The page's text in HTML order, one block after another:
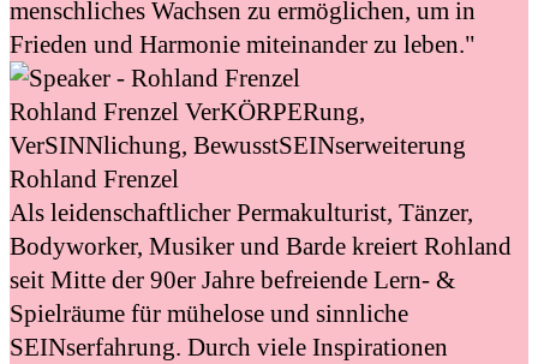
menschliches Wachsen zu ermöglichen, um in
Frieden und Harmonie miteinander zu leben."
Rohland Frenzel VerKÖRPERung,
VerSINNlichung, BewusstSEINserweiterung
Rohland Frenzel
Als leidenschaftlicher Permakulturist, Tänzer,
Bodyworker, Musiker und Barde kreiert Rohland
seit Mitte der 90er Jahre befreiende Lern- &
Spielräume für mühelose und sinnliche
SEINserfahrung. Durch viele Inspirationen